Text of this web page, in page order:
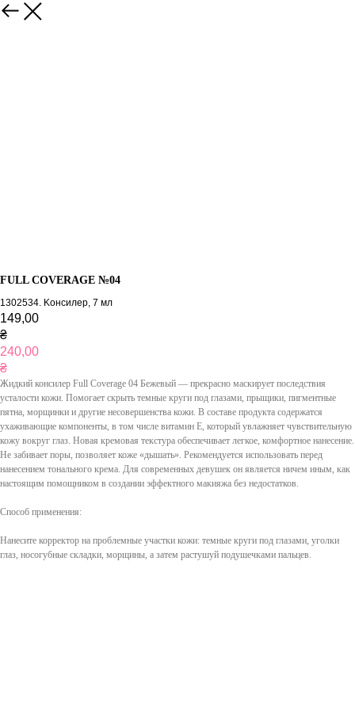
FULL COVERAGE №04
1302534. Kонсилер, 7 мл
149,00
₴
240,00
₴
Жидкий консилер Full Coverage 04 Бежевый — прекрасно маскирует последствия
усталости кожи. Помогает скрыть темные круги под глазами, прыщики, пигментные
пятна, морщинки и другие несовершенства кожи. В составе продукта содержатся
ухаживающие компоненты, в том числе витамин Е, который увлажняет чувствительную
кожу вокруг глаз. Новая кремовая текстура обеспечивает легкое, комфортное нанесение.
Не забивает поры, позволяет коже «дышать». Рекомендуется использовать перед
нанесением тонального крема. Для современных девушек он является ничем иным, как
настоящим помощником в создании эффектного макияжа без недостатков.
Способ применения:
Нанесите корректор на проблемные участки кожи: темные круги под глазами, уголки
глаз, носогубные складки, морщины, а затем растушуй подушечками пальцев.